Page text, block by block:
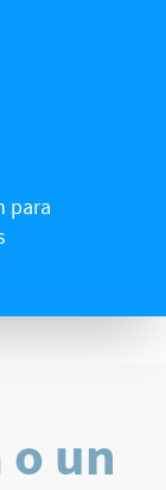
para
un